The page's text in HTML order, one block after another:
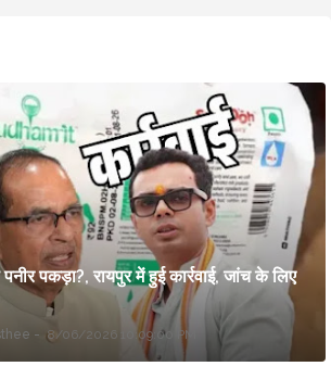
पकड़ा?, रायपुर में हुई कार्रवाई, जांच के लिए
8/06/2026 10:09:00 PM